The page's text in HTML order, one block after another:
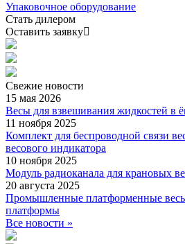
Упаковочное оборудование
Стать дилером
Оставить заявку
Свежие новости
15 мая 2026
Весы для взвешивания жидкостей в
11 ноября 2025
Комплект для беспроводной связи
весового индикатора
10 ноября 2025
Модуль радиоканала для крановых
20 августа 2025
Промышленные платформенные
платформы
Все новости »